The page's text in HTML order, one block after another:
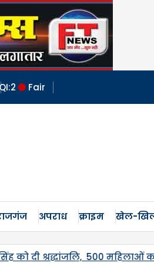
2 Fair
अपराध क्राइम खेल-
को वितरित की गई साड़ियां